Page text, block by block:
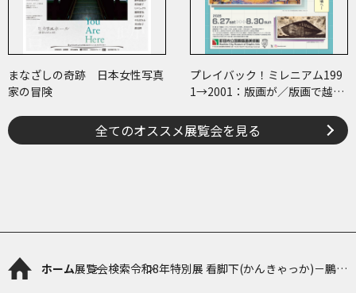
まなざしの奇跡 日本女性写真
家の冒険
プレイバック！ミレニアム199
1→2001：版画が／版画で越え
全てのオススメ展覧会を見る
ホーム展覧会検索令和8年特別展 看脚下(かんきゃっか)－鵬雲